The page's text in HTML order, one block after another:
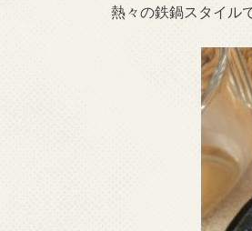
熱々の鉄鍋スタイル